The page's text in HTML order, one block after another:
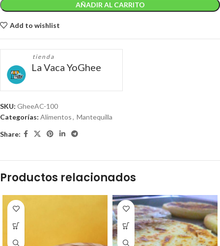
AÑADIR AL CARRITO
Add to wishlist
tienda
La Vaca YoGhee
SKU: GheeAC-100
Categorías: Alimentos, Mantequilla
Share:
Productos relacionados